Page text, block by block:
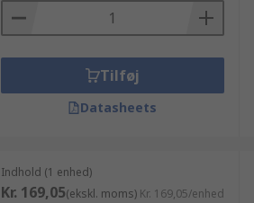
Tilføj
Datasheets
Indhold (1 enhed)
Kr. 169,05(ekskl. moms) Kr. 169,05/enhed